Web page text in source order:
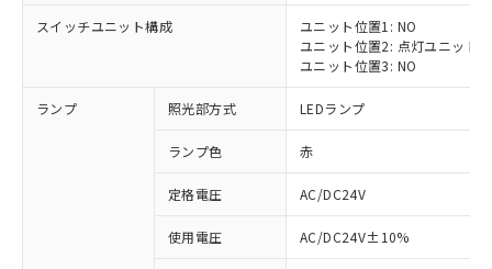
スイッチユニット構成
ユニット位置1: NO
ユニット位置2: 点灯ユニット
ユニット位置3: NO
ランプ 照光部方式 LEDランプ
ランプ色 赤
定格電圧 AC/DC24V
使用電圧 AC/DC24V±10%
※1 対応状況